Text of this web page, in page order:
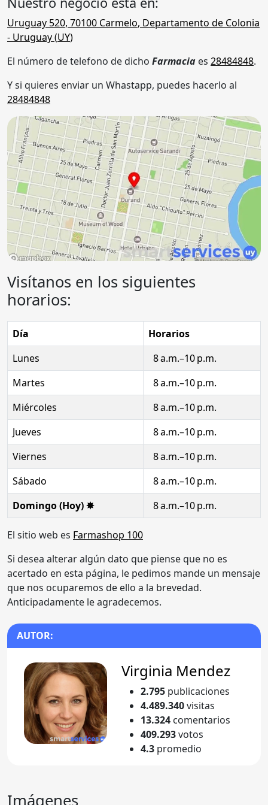
Uruguay 520, 70100 Carmelo, Departamento de Colonia
- Uruguay (UY)
El número de telefono de dicho Farmacia es 28484848.
Y si quieres enviar un Whastapp, puedes hacerlo al
28484848
Visítanos en los siguientes
horarios:
Día
Horarios
Lunes
8 a.m.–10 p.m.
Martes
8 a.m.–10 p.m.
Miércoles
8 a.m.–10 p.m.
Jueves
8 a.m.–10 p.m.
Viernes
8 a.m.–10 p.m.
Sábado
8 a.m.–10 p.m.
Domingo (Hoy) ✸
8 a.m.–10 p.m.
El sitio web es Farmashop 100
Si desea alterar algún dato que piense que no es
acertado en esta página, le pedimos mande un mensaje
que nos ocuparemos de ello a la brevedad.
Anticipadamente le agradecemos.
AUTOR:
Virginia Mendez
2.795 publicaciones
4.489.340visitas
13.324 comentarios
409.293votos
4.3 promedio
Imágenes